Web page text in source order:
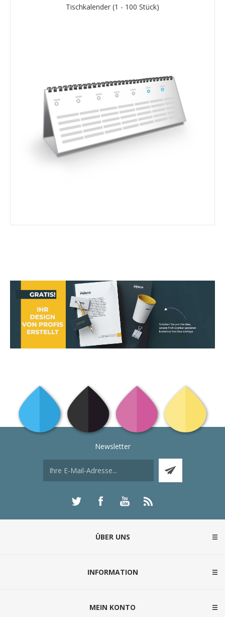
Tischkalender (1 - 100 Stück)
Newsletter
ÜBER UNS
INFORMATION
MEIN KONTO